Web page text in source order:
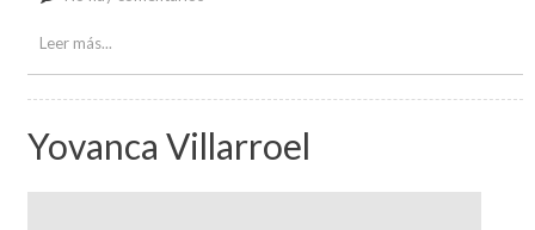
Leer más...
Yovanca Villarroel